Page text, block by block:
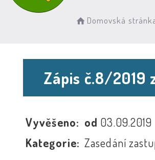
Domovská
Zápis č.8/2019
Vyvěšeno: od 03.09.2019
Kategorie: Zasedání